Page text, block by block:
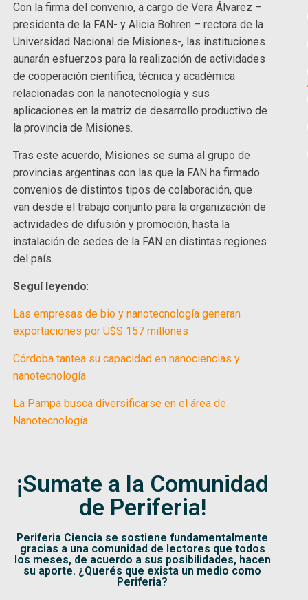
Con la firma del convenio, a cargo de Vera Álvarez –
presidenta de la FAN- y Alicia Bohren – rectora de la
Universidad Nacional de Misiones-, las instituciones
aunarán esfuerzos para la realización de actividades
de cooperación científica, técnica y académica
relacionadas con la nanotecnología y sus
aplicaciones en la matriz de desarrollo productivo de
la provincia de Misiones.
Tras este acuerdo, Misiones se suma al grupo de
provincias argentinas con las que la FAN ha firmado
convenios de distintos tipos de colaboración, que
van desde el trabajo conjunto para la organización de
actividades de difusión y promoción, hasta la
instalación de sedes de la FAN en distintas regiones
del país.
Seguí leyendo:
Las empresas de bio y nanotecnología generan
exportaciones por U$S 157 millones
Córdoba tantea su capacidad en nanociencias y
nanotecnología
La Pampa busca diversificarse en el área de
Nanotecnología
¡Sumate a la Comunidad
de Periferia!
Periferia Ciencia se sostiene fundamentalmente
gracias a una comunidad de lectores que todos
los meses, de acuerdo a sus posibilidades, hacen
su aporte. ¿Querés que exista un medio como
Periferia?